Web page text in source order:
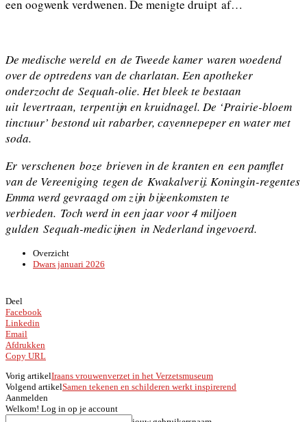
een oogwenk verdwenen. De menigte druipt af…
De medische wereld en de Tweede kamer waren woedend
over de optredens van de charlatan. Een apotheker
onderzocht de Sequah-olie. Het bleek te bestaan
uit levertraan, terpentijn en kruidnagel. De ‘Prairie-bloem
tinctuur’ bestond uit rabarber, cayennepeper en water met
soda.
Er verschenen boze brieven in de kranten en een pamflet
van de Vereeniging tegen de Kwakalverij. Koningin-regentes
Emma werd gevraagd om zijn bijeenkomsten te
verbieden. Toch werd in een jaar voor 4 miljoen
gulden Sequah-medicijnen in Nederland ingevoerd.
Overzicht
Dwars januari 2026
Deel
Facebook
Linkedin
Email
Afdrukken
Copy URL
Vorig artikelIraans vrouwenverzet in het Verzetsmuseum
Volgend artikelSamen tekenen en schilderen werkt inspirerend
Aanmelden
Welkom! Log in op je account